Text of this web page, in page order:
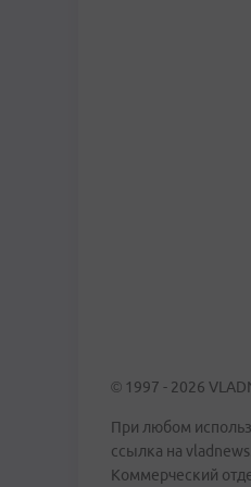
© 1997 - 2026
При любом
ссылка на
Коммерческий